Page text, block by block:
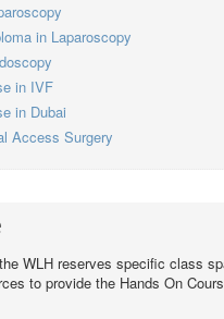
in Laparoscopy
in IVF
in Dubai
Access Surgery
WLH reserves specific class
to provide the Hands On